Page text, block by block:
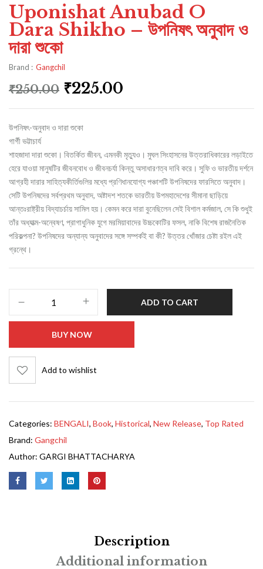
Uponishat Anubad O
Dara Shikho – উপনিষৎ অনুবাদ ও
দারা শুকো
Brand : Gangchil
₹250.00 ₹225.00
উপনিষৎ-অনুবাদ ও দারা শুকো
গার্গী ভট্টাচার্য
শাহজাদা দারা শুকো। বিতর্কিত জীবন, এমনকী মৃত্যুও। মুঘল সিংহাসনের উত্তরাধিকারের লড়াইতে
হেরে যাওয়া মানুষটির জীবনবোধ ও জীবনচর্যা কিন্তু অসাধারণত্ব দাবি করে। সুফি ও ভারতীয় দর্শনে
আগ্রহী দারার সাহিত্যকীর্তিগুলির মধ্যে প্রণিধানযোগ্য পঞ্চাশটি উপনিষদের ফারসিতে অনুবাদ।
সেটি উপনিষদের সর্বপ্রথম অনুবাদ, অষ্টাদশ শতকে ভারতীয় উপমহাদেশের সীমানা ছাড়িয়ে
আন্তঃরাষ্ট্রীয় বিদ্যাচর্চায় সামিল হয়। কেমন করে দারা বুনেছিলেন সেই বিশাল কর্মজাল, সে কি শুধুই
তাঁর অধ্যাত্ম-অন্বেষণ, প্রাগাধুনিক যুগে মরমিয়াবাদের উচ্চকোটির ফসল, নাকি বিশেষ রাজনৈতিক
পরিকল্পনা? উপনিষদের অন্যান্য অনুবাদের সঙ্গে সম্পর্কই বা কী? উত্তর খোঁজার চেষ্টা রইল এই
গ্রন্থে।
ADD TO CART
BUY NOW
Add to wishlist
Categories: BENGALI, Book, Historical, New Release, Top Rated
Brand: Gangchil
Author: GARGI BHATTACHARYA
Description
Additional information